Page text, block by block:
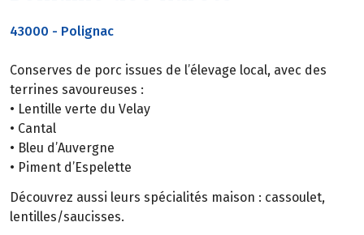
43000 - Polignac
Conserves de porc issues de l’élevage local, avec des
terrines savoureuses :
• Lentille verte du Velay
• Cantal
• Bleu d’Auvergne
• Piment d’Espelette
Découvrez aussi leurs spécialités maison : cassoulet,
lentilles/saucisses.